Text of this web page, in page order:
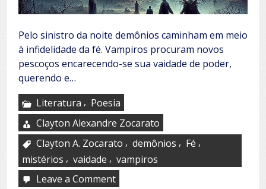
Pelo sinistro da noite demônios caminham em meio
à infidelidade da fé. Vampiros procuram novos
pescoços encarecendo-se sua vaidade de poder,
querendo e…
Literatura , Poesia
Clayton Alexandre Zocarato
Clayton A. Zocarato , demônios , Fé ,
mistérios , vaidade , vampiros
Leave a Commenton